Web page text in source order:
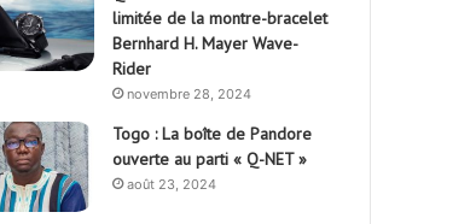
limitée de la montre-bracelet
Bernhard H. Mayer Wave-
Rider
novembre 28, 2024
Togo : La boîte de Pandore
ouverte au parti « Q-NET »
août 23, 2024